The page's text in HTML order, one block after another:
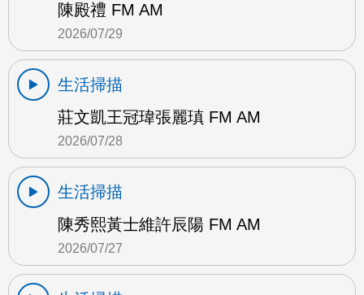
陳殿禮 FM AM
2026/07/29
生活掃描
莊文凱王冠瑋張麗瑱 FM AM
2026/07/28
生活掃描
陳秀熙黃士維許辰陽 FM AM
2026/07/27